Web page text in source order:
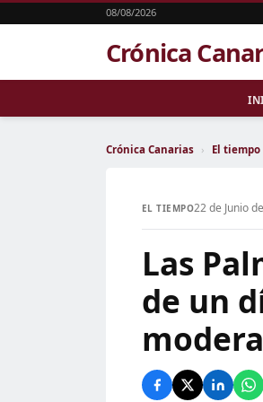
08/08/2026
Crónica
Crónica Canarias › El tiempo
EL TIEMPO22 de Junio
Las
de un